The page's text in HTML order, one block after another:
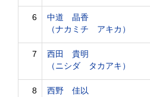
6
中道 晶香
（ナカミチ アキカ）
7
西田 貴明
（ニシダ タカアキ）
8
西野 佳以